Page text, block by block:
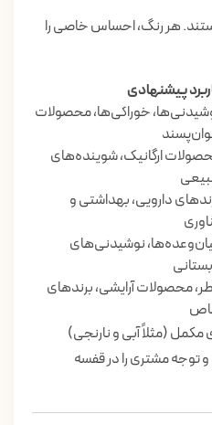
هر رنگ، احساس خاصی را
پیشنهادی
خوراکی‌ها، محصولات
ارگانیک، شوینده‌های
دارویی، بهداشتی و
نوشیدنی‌های
محصولات آرایشی، برندهای
(مثلاً آبی و نارنجی)
توجه مشتری را در قفسه